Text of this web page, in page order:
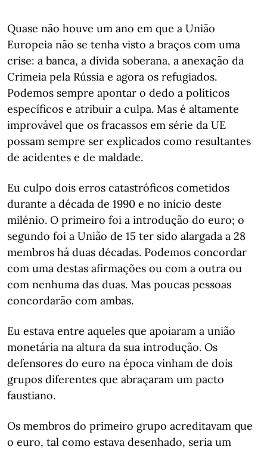
Quase não houve um ano em que a União
Europeia não se tenha visto a braços com uma
crise: a banca, a dívida soberana, a anexação da
Crimeia pela Rússia e agora os refugiados.
Podemos sempre apontar o dedo a políticos
específicos e atribuir a culpa. Mas é altamente
improvável que os fracassos em série da UE
possam sempre ser explicados como resultantes
de acidentes e de maldade.
Eu culpo dois erros catastróficos cometidos
durante a década de 1990 e no início deste
milénio. O primeiro foi a introdução do euro; o
segundo foi a União de 15 ter sido alargada a 28
membros há duas décadas. Podemos concordar
com uma destas afirmações ou com a outra ou
com nenhuma das duas. Mas poucas pessoas
concordarão com ambas.
Eu estava entre aqueles que apoiaram a união
monetária na altura da sua introdução. Os
defensores do euro na época vinham de dois
grupos diferentes que abraçaram um pacto
faustiano.
Os membros do primeiro grupo acreditavam que
o euro, tal como estava desenhado, seria um